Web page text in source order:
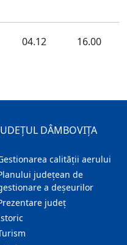
04.12 16.00
DÂMBOVIȚA
calității aerului
județean de
a deșeurilor
judeţ